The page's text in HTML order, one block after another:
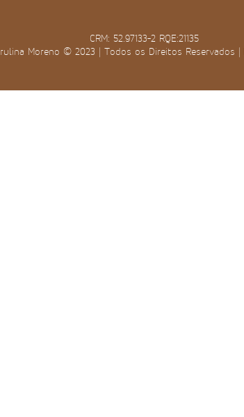
CRM: 52.97133-2 RQE:21135
Moreno © 2023 | Todos os Direitos Reservados |